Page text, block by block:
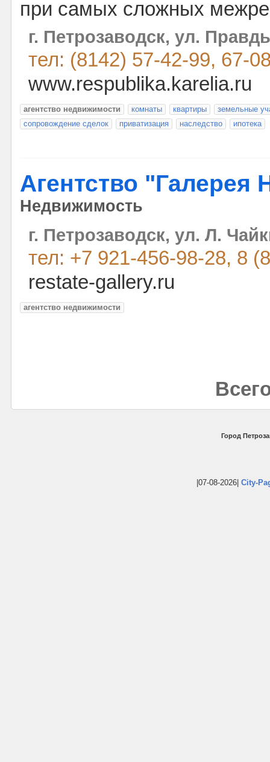
при самых сложных
г. Петрозаводск, ул.
тел: (8142) 57-42-99, 67-
www.respublika.karelia.ru
агентство недвижимости комнаты квартиры
земельные
сопровождение сделок
приватизация наследство ипотека
Агентство "Галерея
Недвижимость
г. Петрозаводск, ул. Л.
тел: +7 921-456-98-28, 8
restate-gallery.ru
агентство недвижимости
Город
|07-08-2026| City-